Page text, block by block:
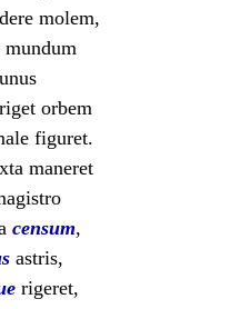
molem,
mundum
orbem
figuret.
maneret
censum,
astris,
rigeret,